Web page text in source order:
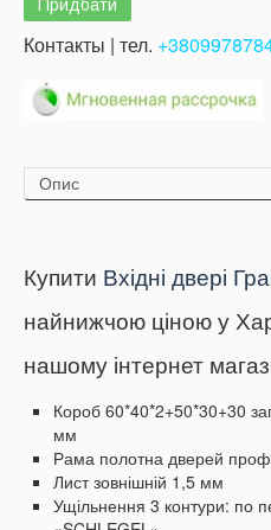
Контакты | тел.
Опис
Купити Вхідні двері
найнижчою ціною у
нашому інтернет
Короб 60*40*2+50*30+30
мм
Рама полотна дверей
Лист зовнішній 1,5 мм
Ущільнення 3 контури: по